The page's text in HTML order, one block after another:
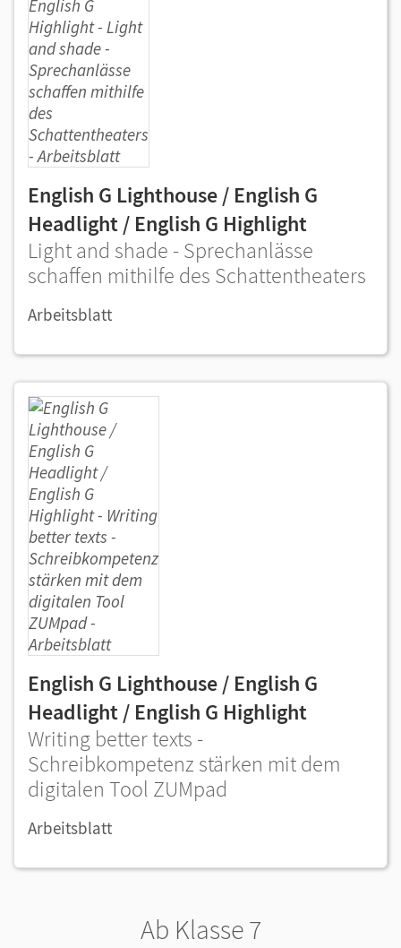
English G Lighthouse / English G
Headlight / English G Highlight
Light and shade - Sprechanlässe
schaffen mithilfe des Schattentheaters
Arbeitsblatt
English G Lighthouse / English G
Headlight / English G Highlight
Writing better texts -
Schreibkompetenz stärken mit dem
digitalen Tool ZUMpad
Arbeitsblatt
Ab Klasse 7